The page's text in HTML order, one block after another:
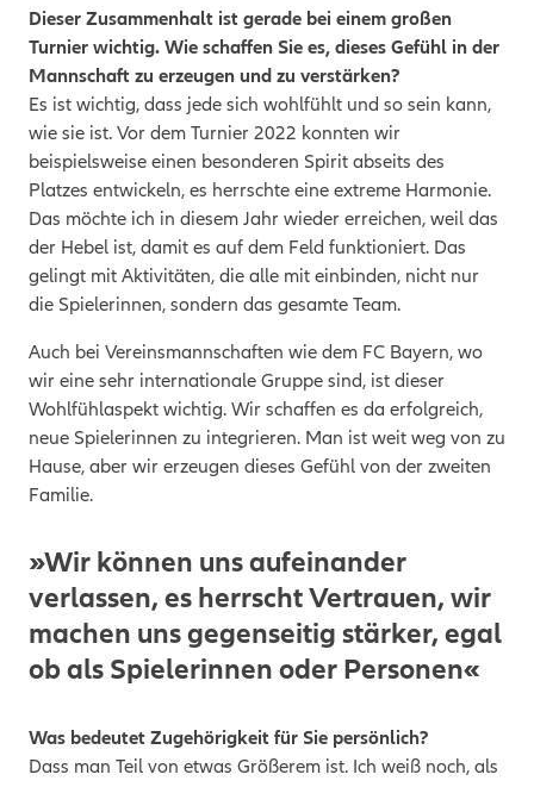
Dieser Zusammenhalt ist gerade bei einem großen
Turnier wichtig. Wie schaffen Sie es, dieses Gefühl in der
Mannschaft zu erzeugen und zu verstärken?
Es ist wichtig, dass jede sich wohlfühlt und so sein kann,
wie sie ist. Vor dem Turnier 2022 konnten wir
beispielsweise einen besonderen Spirit abseits des
Platzes entwickeln, es herrschte eine extreme Harmonie.
Das möchte ich in diesem Jahr wieder erreichen, weil das
der Hebel ist, damit es auf dem Feld funktioniert. Das
gelingt mit Aktivitäten, die alle mit einbinden, nicht nur
die Spielerinnen, sondern das gesamte Team.
Auch bei Vereinsmannschaften wie dem FC Bayern, wo
wir eine sehr internationale Gruppe sind, ist dieser
Wohlfühlaspekt wichtig. Wir schaffen es da erfolgreich,
neue Spielerinnen zu integrieren. Man ist weit weg von zu
Hause, aber wir erzeugen dieses Gefühl von der zweiten
Familie.
»Wir können uns aufeinander
verlassen, es herrscht Vertrauen, wir
machen uns gegenseitig stärker, egal
ob als Spielerinnen oder Personen«
Was bedeutet Zugehörigkeit für Sie persönlich?
Dass man Teil von etwas Größerem ist. Ich weiß noch, als